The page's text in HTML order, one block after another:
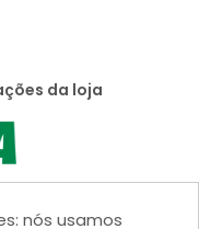
da loja
nós usamos